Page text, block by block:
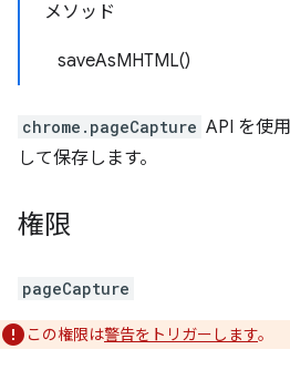
メソッド
saveAsMHTML()
chrome.pageCapture API を使
して保存します。
権限
pageCapture
この権限は警告をトリガーします。